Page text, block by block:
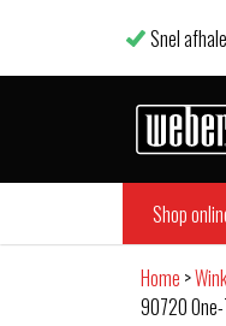
Snel
Shop
Home >
90720